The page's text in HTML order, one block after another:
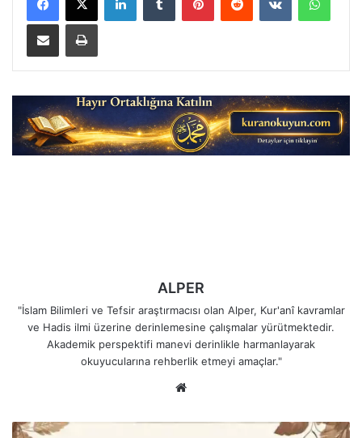
E-Posta ile paylaş Yazdır
ALPER
"İslam Bilimleri ve Tefsir araştırmacısı olan Alper, Kur'anî kavramlar
ve Hadis ilmi üzerine derinlemesine çalışmalar yürütmektedir.
Akademik perspektifi manevi derinlikle harmanlayarak
okuyucularına rehberlik etmeyi amaçlar."
El-